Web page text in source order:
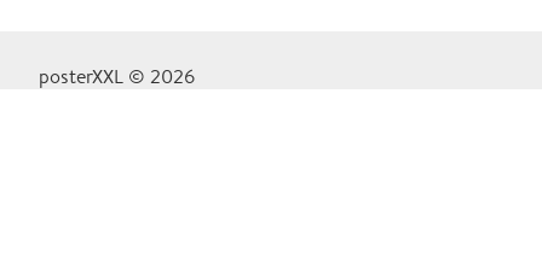
posterXXL © 2026